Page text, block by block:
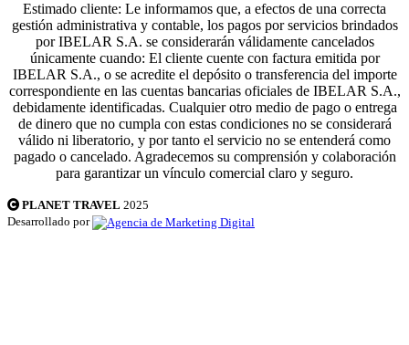
Estimado cliente: Le informamos que, a efectos de una correcta
gestión administrativa y contable, los pagos por servicios brindados
por IBELAR S.A. se considerarán válidamente cancelados
únicamente cuando: El cliente cuente con factura emitida por
IBELAR S.A., o se acredite el depósito o transferencia del importe
correspondiente en las cuentas bancarias oficiales de IBELAR S.A.,
debidamente identificadas. Cualquier otro medio de pago o entrega
de dinero que no cumpla con estas condiciones no se considerará
válido ni liberatorio, y por tanto el servicio no se entenderá como
pagado o cancelado. Agradecemos su comprensión y colaboración
para garantizar un vínculo comercial claro y seguro.
PLANET TRAVEL 2025
Desarrollado por